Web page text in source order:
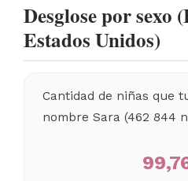
Desglose por sexo
Estados Unidos)
Cantidad de niñas que
nombre Sara (462 844